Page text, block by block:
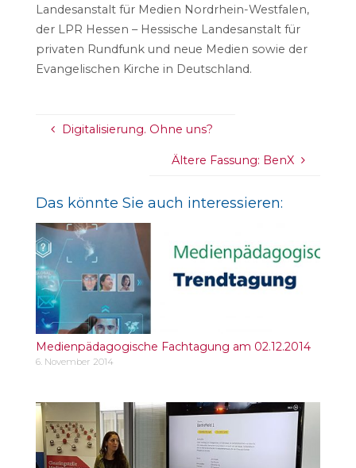
Landesanstalt für Medien Nordrhein-Westfalen,
der LPR Hessen – Hessische Landesanstalt für
privaten Rundfunk und neue Medien sowie der
Evangelischen Kirche in Deutschland.
Digitalisierung. Ohne uns?
Ältere Fassung: BenX
Das könnte Sie auch interessieren:
Medienpädagogische Fachtagung am 02.12.2014
6. November 2014